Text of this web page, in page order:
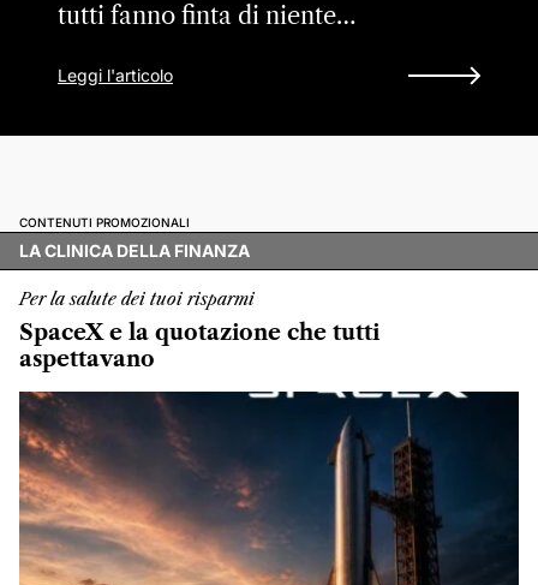
tutti fanno finta di niente…
Leggi l'articolo
CONTENUTI PROMOZIONALI
LA CLINICA DELLA FINANZA
Per la salute dei tuoi risparmi
SpaceX e la quotazione che tutti
aspettavano